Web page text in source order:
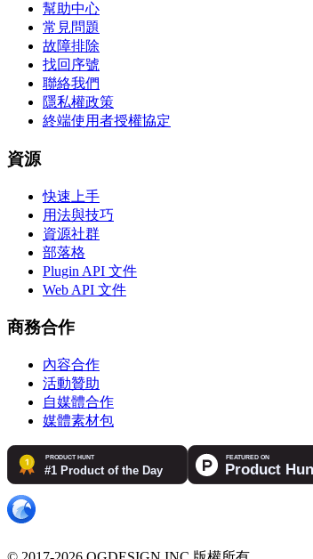
幫助中心
常見問題
故障排除
找回序號
聯絡我們
隱私權政策
終端使用者授權協定
資源
快速上手
用法與技巧
資源社群
部落格
Plugin API 文件
Web API 文件
商務合作
內容合作
活動贊助
自媒體合作
媒體素材包